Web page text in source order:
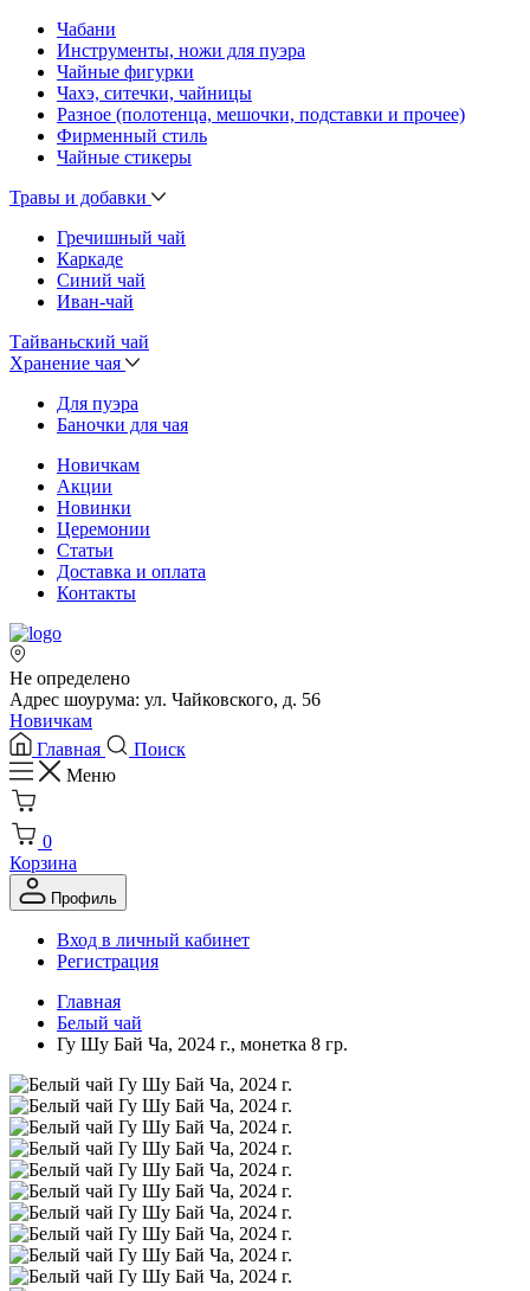
Чабани
Инструменты, ножи для пуэра
Чайные фигурки
Чахэ, ситечки, чайницы
Разное (полотенца, мешочки, подставки и прочее)
Фирменный стиль
Чайные стикеры
Травы и добавки
Гречишный чай
Каркаде
Синий чай
Иван-чай
Тайваньский чай
Хранение чая
Для пуэра
Баночки для чая
Новичкам
Акции
Новинки
Церемонии
Статьи
Доставка и оплата
Контакты
Не определено
Адрес шоурума: ул. Чайковского, д. 56
Новичкам
Главная
Поиск
Меню
0
Корзина
Профиль
Вход в личный кабинет
Регистрация
Главная
Белый чай
Гу Шу Бай Ча, 2024 г., монетка 8 гр.